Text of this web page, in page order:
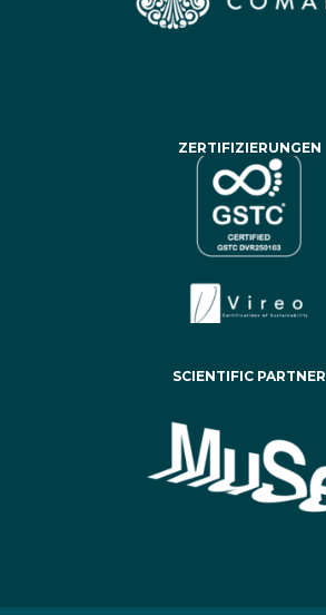
ZERTIFIZIERUNGEN
SCIENTIFIC PARTNER